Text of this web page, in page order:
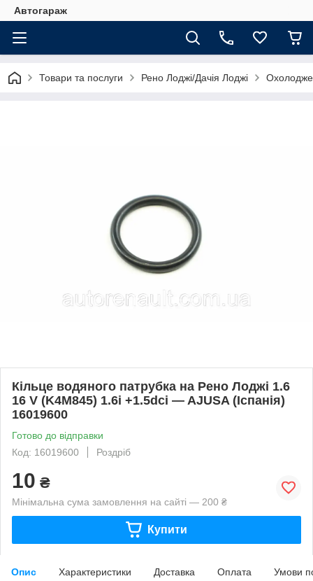
Автогараж
Товари та послуги Рено Лоджі/Дачія Лоджі
Кільце водяного патрубка на Рено Лоджі 1.6
16 V (K4M845) 1.6i +1.5dci — AJUSA (Іспанія)
16019600
Готово до відправки
Код: 16019600
Роздріб
10 ₴
Мінімальна сума замовлення на сайті — 200 ₴
Купити
Опис Характеристики Доставка Оплата Умови